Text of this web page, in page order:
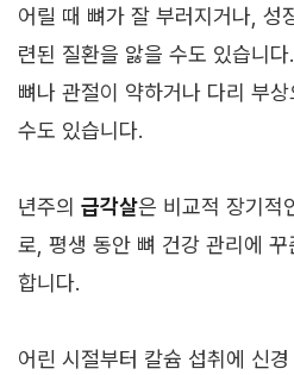
어릴 때 뼈가 잘 부러지거나, 성
련된 질환을 앓을 수도 있습니
뼈나 관절이 약하거나 다리 부
수도 있습니다.
년주의 급각살은 비교적 장기적
로, 평생 동안 뼈 건강 관리에
합니다.
어린 시절부터 칼슘 섭취에 신